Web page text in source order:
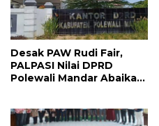
Desak PAW Rudi Fair,
PALPASI Nilai DPRD
Polewali Mandar Abaikan